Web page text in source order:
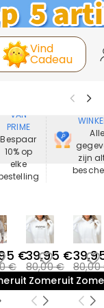
Vind
Cadeau
VAN
PRIME
Bespaar
10% op
elke
Alle
zijn
€
€
39,95 €
80,00 €